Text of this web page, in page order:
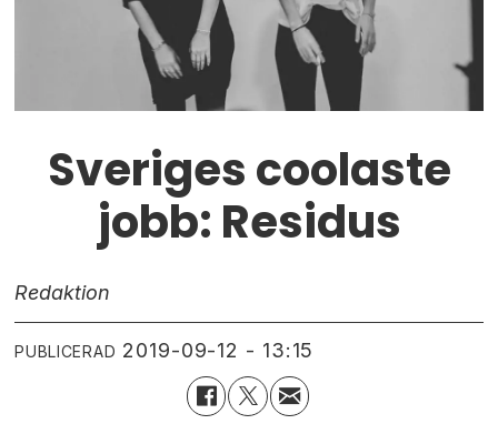
Sveriges coolaste
jobb: Residus
Redaktion
PUBLICERAD 2019-09-12 - 13:15